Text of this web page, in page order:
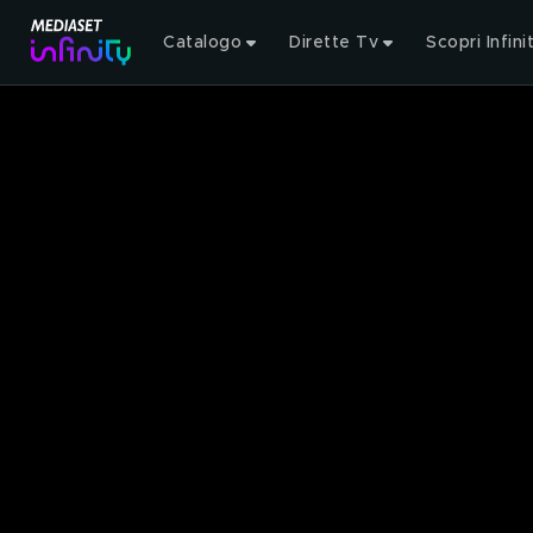
Catalogo Dirette Tv Scopri